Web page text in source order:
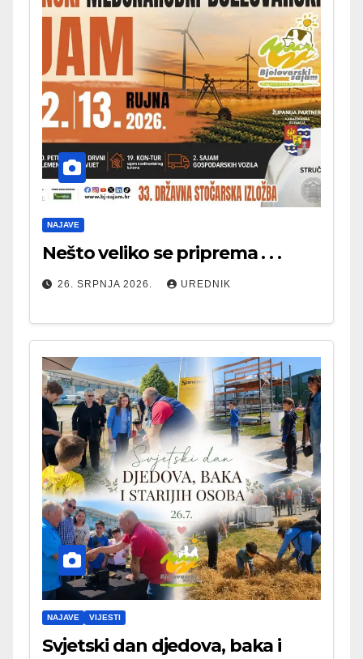
NAJAVE
Nešto veliko se priprema . . .
26. SRPNJA 2026. UREDNIK
NAJAVE VIJESTI
Svjetski dan djedova, baka i